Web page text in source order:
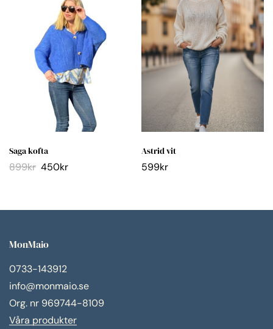
Saga kofta
899kr 450kr
Astrid vit
599kr
MonMaio
0733-143912
info@monmaio.se
Org. nr 969744-8109
Våra produkter